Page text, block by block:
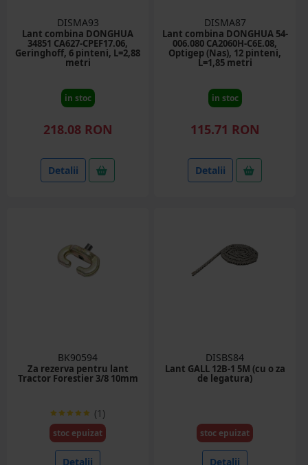
DISMA93
Lant combina DONGHUA
34851 CA627-CPEF17.06,
Geringhoff, 6 pinteni, L=2,88
metri
in stoc
218.08 RON
Detalii
DISMA87
Lant combina DONGHUA 54-
006.080 CA2060H-C6E.08,
Optigep (Nas), 12 pinteni,
L=1,85 metri
in stoc
115.71 RON
Detalii
BK90594
Za rezerva pentru lant
Tractor Forestier 3/8 10mm
(1)
stoc epuizat
Detalii
DISBS84
Lant GALL 12B-1 5M (cu o za
de legatura)
stoc epuizat
Detalii